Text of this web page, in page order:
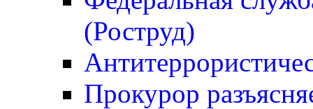
(Роструд)
Прокурор